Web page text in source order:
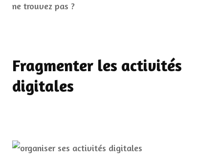
ne trouvez pas ?
Fragmenter les activités
digitales